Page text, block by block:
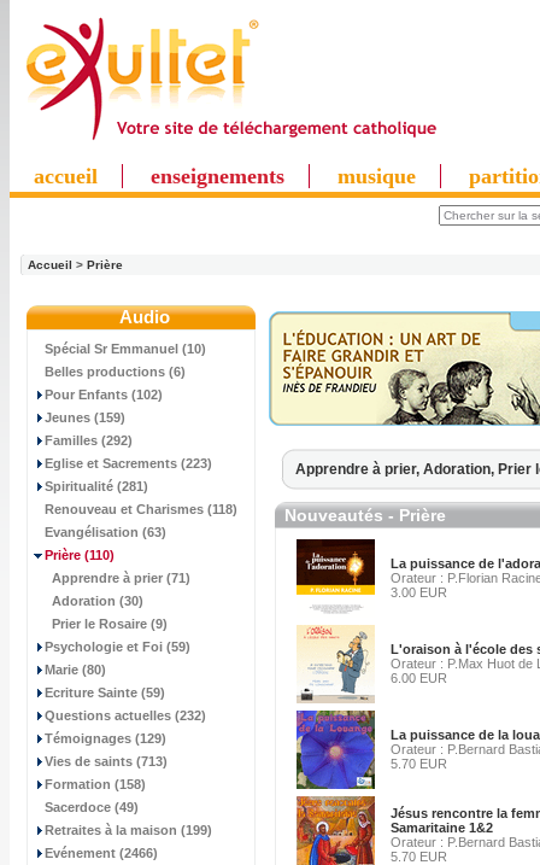
accueil enseignements musique
Accueil > Prière
Audio
Spécial Sr Emmanuel (10)
Belles productions (6)
Pour Enfants (102)
Jeunes (159)
Familles (292)
Eglise et Sacrements (223)
Spiritualité (281)
Renouveau et Charismes (118)
Evangélisation (63)
Prière (110)
Apprendre à prier (71)
Adoration (30)
Prier le Rosaire (9)
Psychologie et Foi (59)
Marie (80)
Ecriture Sainte (59)
Questions actuelles (232)
Témoignages (129)
Vies de saints (713)
Formation (158)
Sacerdoce (49)
Retraites à la maison (199)
Evénement (2466)
Apprendre à prier, Adoration, Prier
Nouveautés - Prière
La puissance de
Orateur : P.Florian
3.00 EUR
L'oraison à l'école des
Orateur : P.Max Huot de
6.00 EUR
La puissance de la
Orateur : P.Bernard
5.70 EUR
Jésus rencontre la
Samaritaine 1&2
Orateur : P.Bernard
5.70 EUR